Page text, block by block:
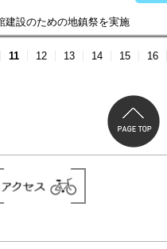
建設のための地鎮祭を実施
11 12 13 14 15 16